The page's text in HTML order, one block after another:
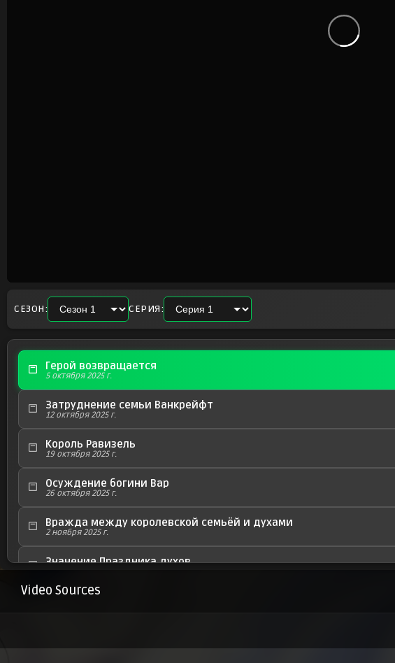
СЕЗОН: СЕРИЯ:
Герой возвращается
5 октября 2025 г.
Затруднение семьи Ванкрейфт
12 октября 2025 г.
Король Равизель
19 октября 2025 г.
Осуждение богини Вар
26 октября 2025 г.
Вражда между королевской семьёй и духами
2 ноября 2025 г.
Значение Праздника духов
23 ноября 2025 г.
Video Sources